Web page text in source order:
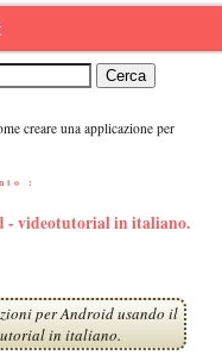
creare una applicazione per
:
- videotutorial in italiano.
per Android usando il
in italiano.